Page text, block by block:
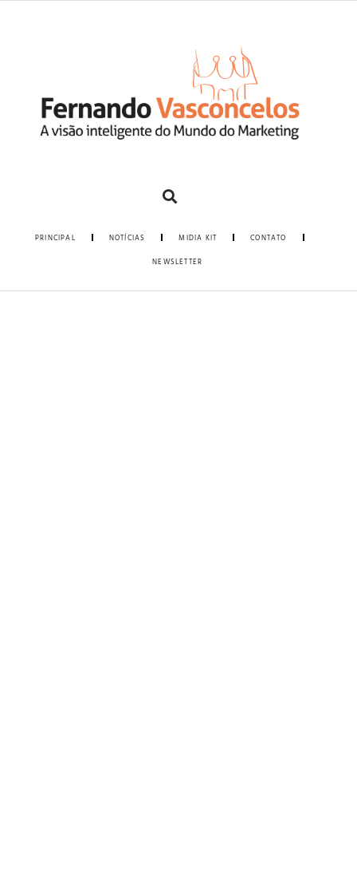
PRINCIPAL NOTÍCIAS MIDIA KIT CONTATO
NEWSLETTER